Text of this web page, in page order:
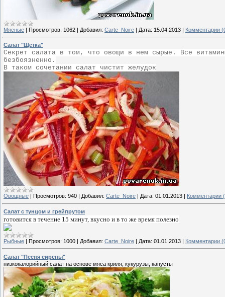
Мясные | Просмотров: 1062 | Добавил: Carte_Noire | Дата: 15.04.2013 | Комментарии
Салат "Щетка"
Секрет салата в том, что овощи в нем сырые. Все
безбоязненно.
В таком сочетании салат чистит желудок
Овощные Просмотров: 940 Добавил: Carte_Noire Дата: 01.01.2013 Комментарии
Салат с тунцом и грейпрутом
готовится в течение 15 минут, вкусно и в то же время полезно
Рыбные | Просмотров: 1000 | Добавил: Carte_Noire | Дата: 01.01.2013 | Комментарии
Салат "Песня сирены"
низкокалорийный салат на основе мяса криля, кукурузы, капусты